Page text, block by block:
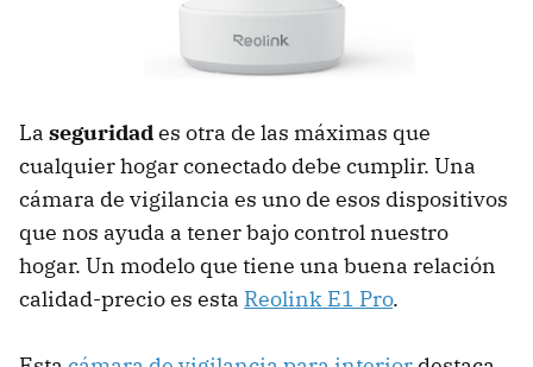
La seguridades otra de las máximas que
cualquier hogar conectado debe cumplir. Una
cámara de vigilancia es uno de esos dispositivos
que nos ayuda a tener bajo control nuestro
hogar. Un modelo que tiene una buena relación
calidad-precio es esta Reolink E1 Pro.